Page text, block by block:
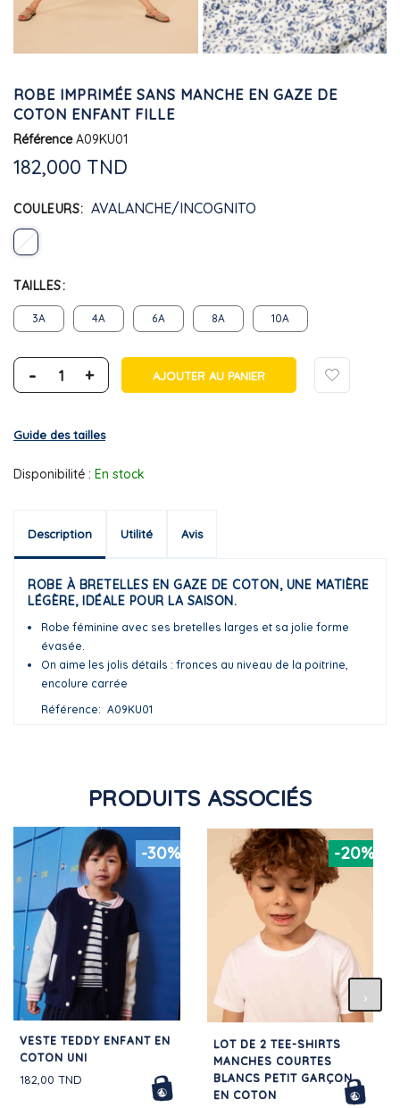
ROBE IMPRIMÉE SANS MANCHE EN GAZE DE
COTON ENFANT FILLE
Référence A09KU01
182,000 TND
COULEURS AVALANCHE/INCOGNITO
TAILLES
3A 4A 6A 8A 10A
- + AJOUTER AU PANIER
Guide des tailles
Disponibilité : En stock
Description Utilité Avis
ROBE À BRETELLES EN GAZE DE COTON, UNE MATIÈRE
LÉGÈRE, IDÉALE POUR LA SAISON.
Robe féminine avec ses bretelles larges et sa jolie forme
évasée.
On aime les jolis détails : fronces au niveau de la poitrine,
encolure carrée
Référence
A09KU01
PRODUITS ASSOCIÉS
-30%
VESTE TEDDY ENFANT EN
COTON UNI
182,00 TND
-20%
LOT DE 2 TEE-SHIRTS
MANCHES COURTES
BLANCS PETIT GARÇON
EN COTON